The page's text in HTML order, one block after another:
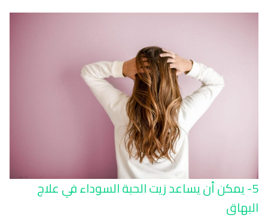
5- يمكن أن يساعد زيت الحبة السوداء في علاج
البهاق